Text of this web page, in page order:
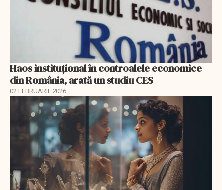
Haos instituțional în controalele economice
din România, arată un studiu CES
02 FEBRUARIE 2026